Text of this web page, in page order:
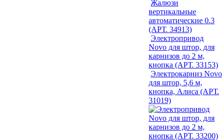
Жалюзи
вертикальные
автоматические 0.3
(АРТ. 34913)
Электропривод
Novo для штор, для
карнизов до 2 м,
кнопка (АРТ. 33153)
Электрокарниз Novo
для штор, 5,6 м,
кнопка, Алиса (АРТ.
31019)